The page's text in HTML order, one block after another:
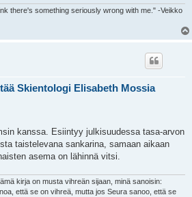
there's something seriously wrong with me." -Veikko
Skientologi Elisabeth Mossia
kanssa. Esiintyy julkisuudessa tasa-arvon
taistelevana sankarina, samaan aikaan
asema on lähinnä vitsi.
kirja on musta vihreän sijaan, minä sanoisin:
että se on vihreä, mutta jos Seura sanoo, että se